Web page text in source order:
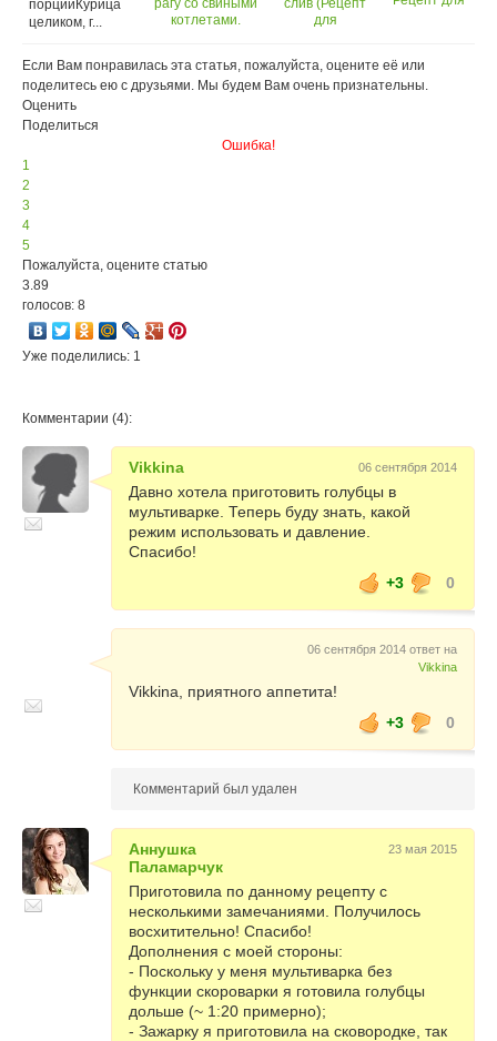
порцийКурица
целиком, г...
рагу со свиными
котлетами.
Oursson MP
5015PSD
слив (Рецепт
для
Если Вам понравилась эта статья, пожалуйста, оцените её или
поделитесь ею с друзьями. Мы будем Вам очень признательны.
Оценить
Поделиться
Ошибка!
1
2
3
4
5
Пожалуйста, оцените статью
3.89
голосов: 8
Уже поделились: 1
Комментарии (4):
Vikkina 06 сентября 2014
Давно хотела приготовить голубцы в
мультиварке. Теперь буду знать, какой
режим использовать и давление.
Спасибо!
+3
0
06 сентября 2014 ответ на
Vikkina
Vikkina, приятного аппетита!
+3
0
Комментарий был удален
Аннушка
Паламарчук
23 мая 2015
Приготовила по данному рецепту с
несколькими замечаниями. Получилось
восхитительно! Спасибо!
Дополнения с моей стороны:
- Поскольку у меня мультиварка без
функции скороварки я готовила голубцы
дольше (~ 1:20 примерно);
- Зажарку я приготовила на сковородке, так